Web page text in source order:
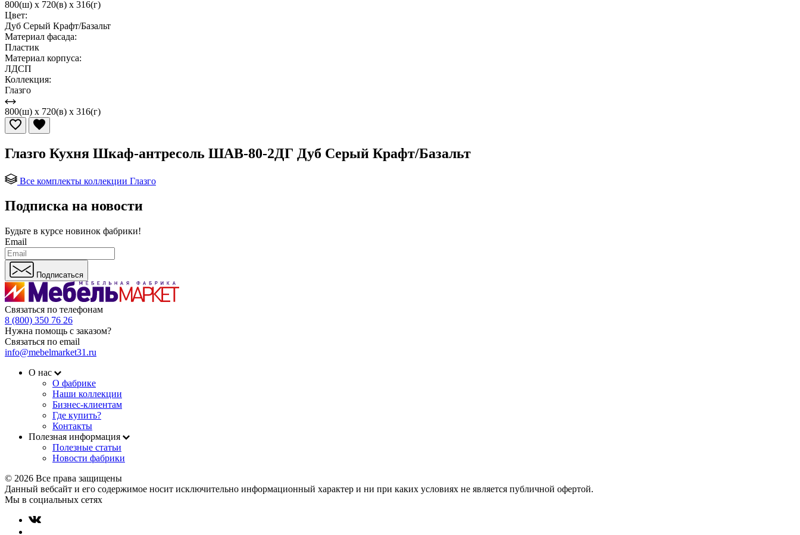
800(ш) x 720(в) x 316(г)
Цвет:
Дуб Серый Крафт/Базальт
Материал фасада:
Пластик
Материал корпуса:
ЛДСП
Коллекция:
Глазго
800(ш) x 720(в) x 316(г)
Глазго Кухня Шкаф-антресоль ШАВ-80-2ДГ Дуб Серый Крафт/Базальт
Все комплекты коллекции Глазго
Подписка на новости
Будьте в курсе новинок фабрики!
Email
Подписаться
Связаться по телефонам
8 (800) 350 76 26
Нужна помощь с заказом?
Связаться по email
info@mebelmarket31.ru
О нас
О фабрике
Наши коллекции
Бизнес-клиентам
Где купить?
Контакты
Полезная информация
Полезные статьи
Новости фабрики
© 2026 Все права защищены
Данный вебсайт и его содержимое носит исключительно информационный характер и ни при каких условиях не является публичной офертой.
Мы в социальных сетях